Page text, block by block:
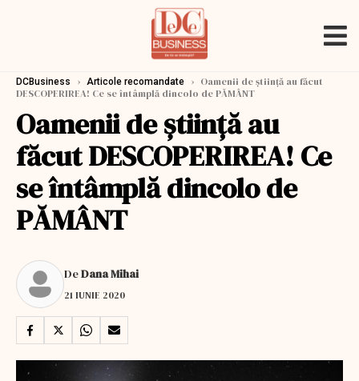
DCBusiness › Articole recomandate › Oamenii de știință au făcut
DESCOPERIREA! Ce se întâmplă dincolo de PĂMÂNT
Oamenii de știință au
făcut DESCOPERIREA! Ce
se întâmplă dincolo de
PĂMÂNT
DeDana Mihai
21 IUNIE 2020